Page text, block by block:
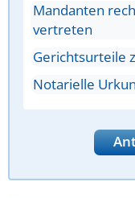
Mandanten
vertreten
Gerichtsurteile
Notarielle